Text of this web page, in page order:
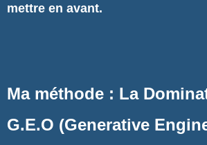
mettre en avant.
Ma méthode : La
G.E.O (Generative